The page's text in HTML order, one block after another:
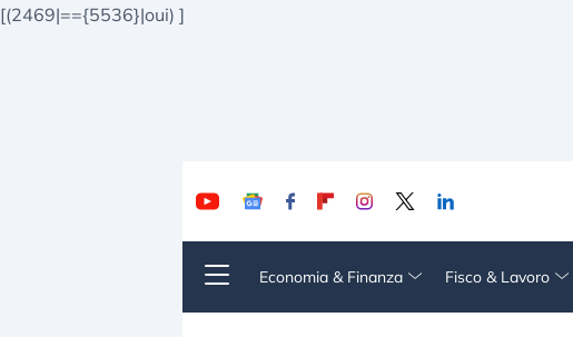
[(2469|=={5536}|oui) ]
Economia & Finanza Fisco & Lavoro